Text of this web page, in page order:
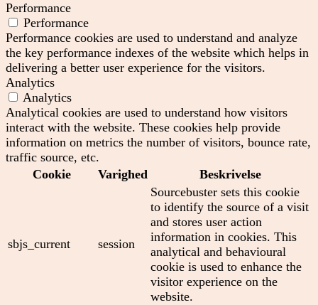
Performance
Performance
Performance cookies are used to understand and analyze
the key performance indexes of the website which helps in
delivering a better user experience for the visitors.
Analytics
Analytics
Analytical cookies are used to understand how visitors
interact with the website. These cookies help provide
information on metrics the number of visitors, bounce rate,
traffic source, etc.
Cookie
Varighed Beskrivelse
sbjs_current session
Sourcebuster sets this cookie
to identify the source of a visit
and stores user action
information in cookies. This
analytical and behavioural
cookie is used to enhance the
visitor experience on the
website.